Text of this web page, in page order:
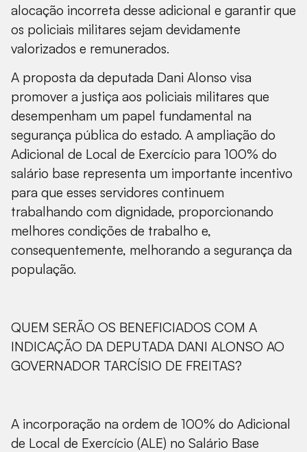
alocação incorreta desse adicional e garantir que
os policiais militares sejam devidamente
valorizados e remunerados.
A proposta da deputada Dani Alonso visa
promover a justiça aos policiais militares que
desempenham um papel fundamental na
segurança pública do estado. A ampliação do
Adicional de Local de Exercício para 100% do
salário base representa um importante incentivo
para que esses servidores continuem
trabalhando com dignidade, proporcionando
melhores condições de trabalho e,
consequentemente, melhorando a segurança da
população.
QUEM SERÃO OS BENEFICIADOS COM A
INDICAÇÃO DA DEPUTADA DANI ALONSO AO
GOVERNADOR TARCÍSIO DE FREITAS?
A incorporação na ordem de 100% do Adicional
de Local de Exercício (ALE) no Salário Base